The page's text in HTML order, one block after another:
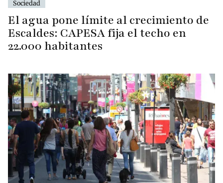
Sociedad
El agua pone límite al crecimiento de
Escaldes: CAPESA fija el techo en
22.000 habitantes